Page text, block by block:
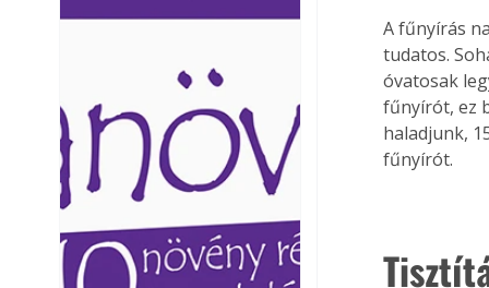
Laptapir kényelmes
mert: – t
A fűnyírás
tudatos.
óvatosak
fűnyírót, ez
haladjunk,
fűnyírót.